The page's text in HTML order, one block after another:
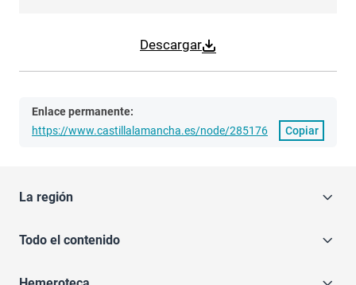
Descargar
Enlace permanente:
https://www.castillalamancha.es/node/285176
Copiar
La región
Todo el contenido